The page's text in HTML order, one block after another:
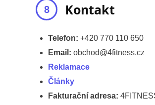
Kontakt
Telefon: +420 770 110 650
Email: obchod@4fitness.cz
Reklamace
Články
Fakturační adresa: